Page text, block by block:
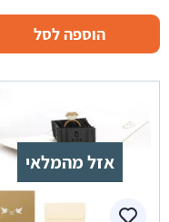
הוספה לסל
אזל מהמלאי